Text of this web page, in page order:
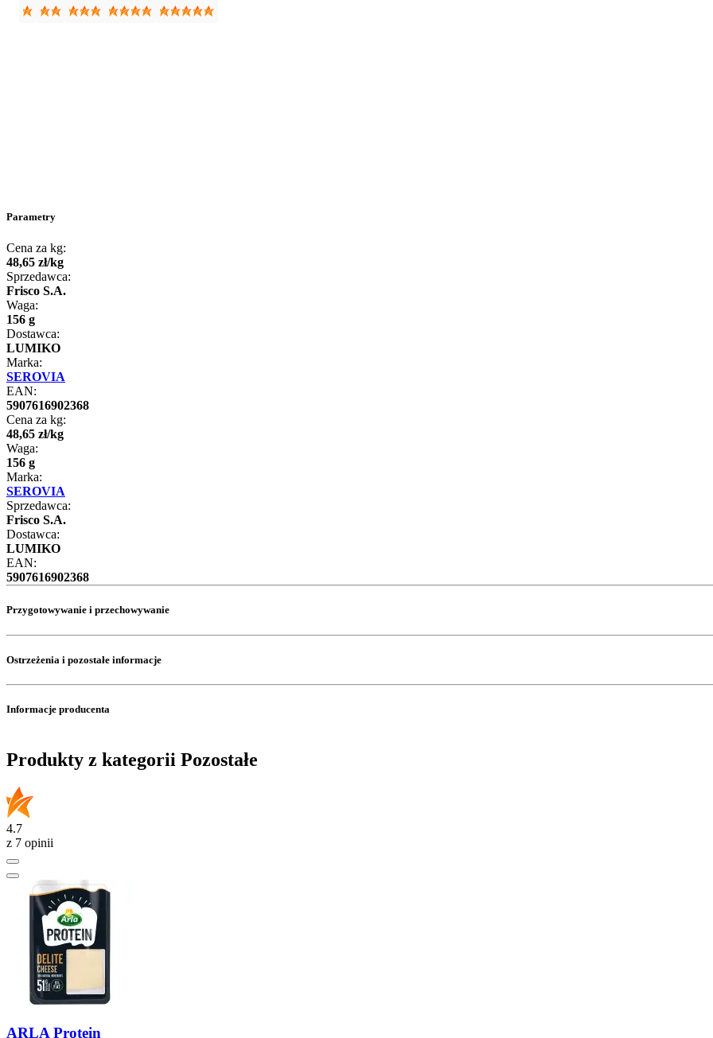
Parametry
Cena za kg:
48,65 zł/kg
Sprzedawca:
Frisco S.A.
Waga:
156 g
Dostawca:
LUMIKO
Marka:
SEROVIA
EAN:
5907616902368
Cena za kg:
48,65 zł/kg
Waga:
156 g
Marka:
SEROVIA
Sprzedawca:
Frisco S.A.
Dostawca:
LUMIKO
EAN:
5907616902368
Przygotowywanie i przechowywanie
Ostrzeżenia i pozostałe informacje
Informacje producenta
Produkty z kategorii Pozostałe
4.7
z 7 opinii
ARLA Protein